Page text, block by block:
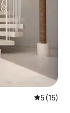
5 (15)